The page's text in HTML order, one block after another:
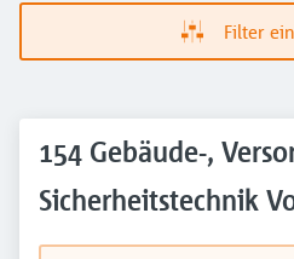
Filter
154 Gebäude-,
Sicherheitstechnik